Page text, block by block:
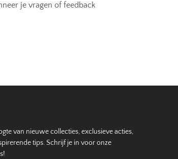
je vragen of feedback
van nieuwe collecties, exclusieve acties,
tips. Schrijf je in voor onze